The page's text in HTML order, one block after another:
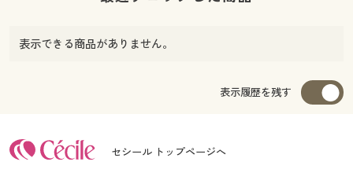
表示できる商品がありません。
表示履歴を残す
セシール トップページへ